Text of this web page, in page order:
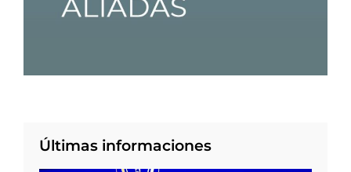
Últimas informaciones